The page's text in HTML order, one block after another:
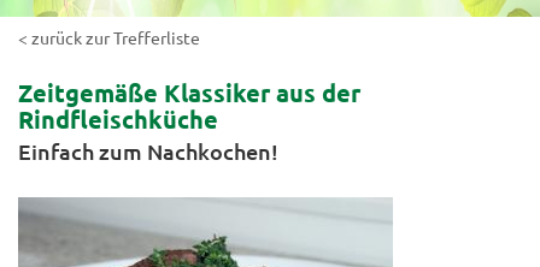
< zurück zur Trefferliste
Zeitgemäße Klassiker aus der
Rindfleischküche
Einfach zum Nachkochen!